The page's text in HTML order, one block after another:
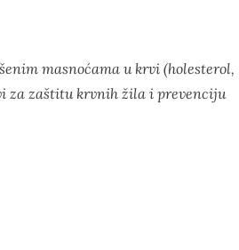
masnoćama u krvi (holesterol,
za zaštitu krvnih žila i prevenciju